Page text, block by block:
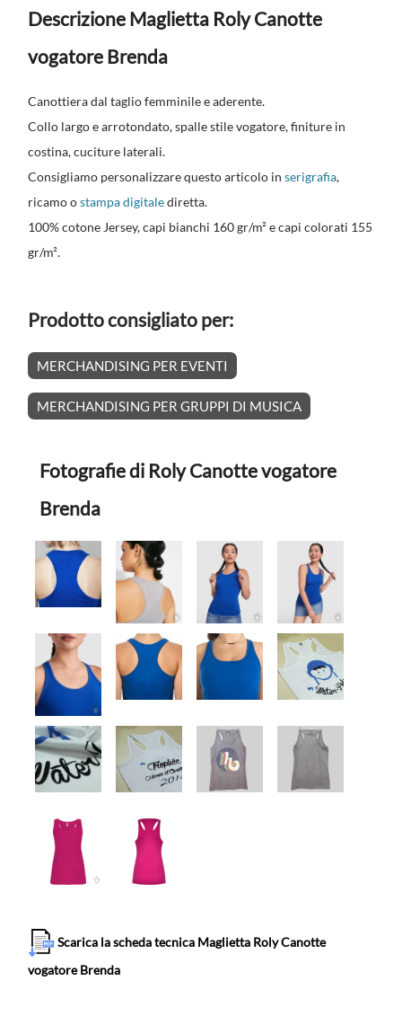
Descrizione Maglietta Roly Canotte
vogatore Brenda
Canottiera dal taglio femminile e aderente.
Collo largo e arrotondato, spalle stile vogatore, finiture in
costina, cuciture laterali.
Consigliamo personalizzare questo articolo inserigrafia,
ricamo ostampa digitalediretta.
100% cotone Jersey, capi bianchi 160 gr/m² e capi colorati 155
gr/m².
Prodotto consigliato per:
MERCHANDISING PER EVENTI
MERCHANDISING PER GRUPPI DI MUSICA
Fotografie di Roly Canotte vogatore
Brenda
Scarica la scheda tecnica Maglietta Roly Canotte
vogatore Brenda